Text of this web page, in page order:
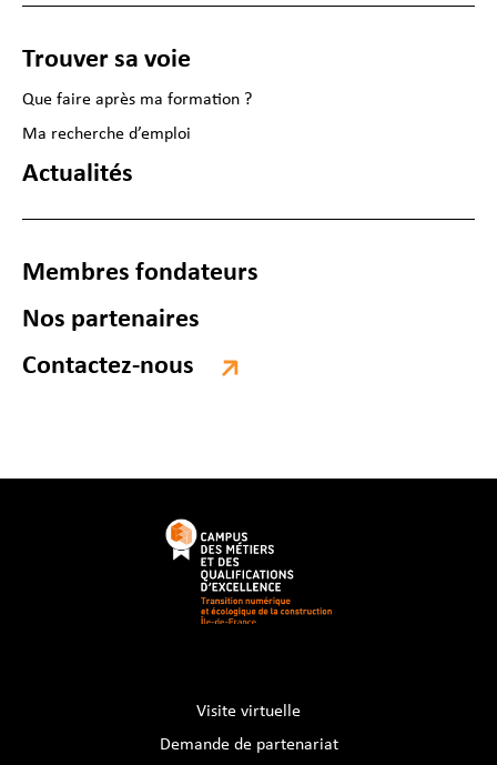
Trouver sa voie
Que faire après ma formation ?
Ma recherche d’emploi
Actualités
Membres fondateurs
Nos partenaires
Contactez-nous
Visite virtuelle
Demande de partenariat